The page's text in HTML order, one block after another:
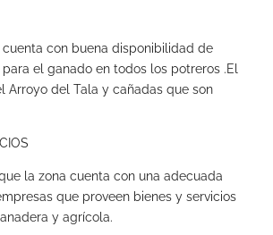
con buena disponibilidad de
el ganado en todos los potreros .El
Arroyo del Tala y cañadas que son
la zona cuenta con una adecuada
que proveen bienes y servicios
y agrícola.